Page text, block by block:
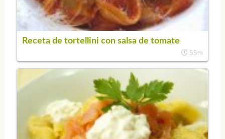
Receta de tortellini con salsa de tomate
55m